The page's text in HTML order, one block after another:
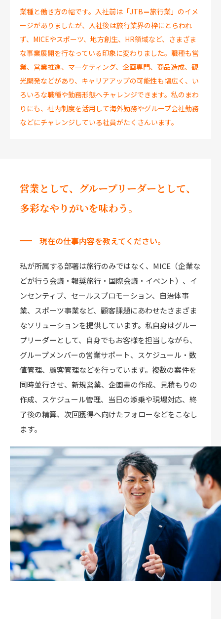
業種と働き方の幅です。入社前は「JTB＝旅行業」のイメ
ージがありましたが、入社後は旅行業界の枠にとらわれ
ず、MICEやスポーツ、地方創生、HR領域など、さまざま
な事業展開を行なっている印象に変わりました。職種も営
業、営業推進、マーケティング、企画専門、商品造成、観
光開発などがあり、キャリアアップの可能性も幅広く、い
ろいろな職種や勤務形態へチャレンジできます。私のまわ
りにも、社内制度を活用して海外勤務やグループ会社勤務
などにチャレンジしている社員がたくさんいます。
営業として、グループリーダーとして、
多彩なやりがいを味わう。
現在の仕事内容を教えてください。
私が所属する部署は旅行のみではなく、MICE（企業な
どが行う会議・報奨旅行・国際会議・イベント）、イ
ンセンティブ、セールスプロモーション、自治体事
業、スポーツ事業など、顧客課題にあわせたさまざま
なソリューションを提供しています。私自身はグルー
プリーダーとして、自身でもお客様を担当しながら、
グループメンバーの営業サポート、スケジュール・数
値管理、顧客管理などを行っています。複数の案件を
同時並行させ、新規営業、企画書の作成、見積もりの
作成、スケジュール管理、当日の添乗や現場対応、終
了後の精算、次回獲得へ向けたフォローなどをこなし
ます。